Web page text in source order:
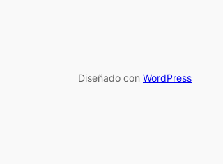
Diseñado con WordPress